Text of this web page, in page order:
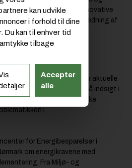
som aldrig før brug for innovative
og kontrolleret afledning af
regnvandet som en
og netværk
eksperter præsenterer aktuelle
Programmet byder på indsigt i
til praktiske
i
for Energibesparelser i
om energikravene med
Fra Miljø- og
kan udvikle
i forhold til dine
kan til enhver tid
tilbage
Accepter
alle